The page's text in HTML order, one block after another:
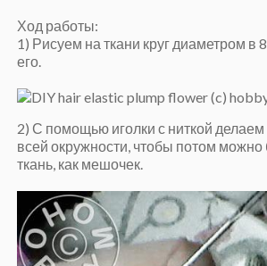
Ход работы:
1) Рисуем на ткани круг диаметром в
его.
2) С помощью иголки с ниткой делаем
всей окружности, чтобы потом можно
ткань, как мешочек.